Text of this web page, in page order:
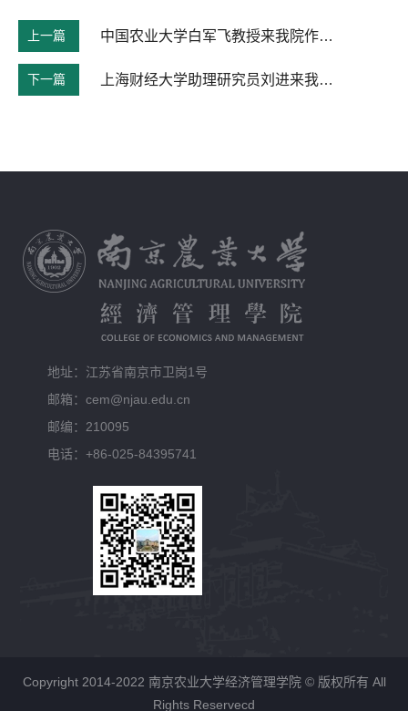
上一篇 中国农业大学白军飞教授来我院作报告
下一篇 上海财经大学助理研究员刘进来我院作报告
地址：江苏省南京市卫岗1号
邮箱：cem@njau.edu.cn
邮编：210095
电话：+86-025-84395741
Copyright 2014-2022 南京农业大学经济管理学院 © 版权所有 All
Rights Reservecd